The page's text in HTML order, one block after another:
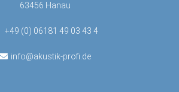
63456 Hanau
+49 (0) 06181 49 03 43 4
info@akustik-profi.de